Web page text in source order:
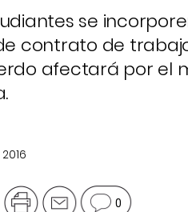
se
contrato de
afectará por el
0